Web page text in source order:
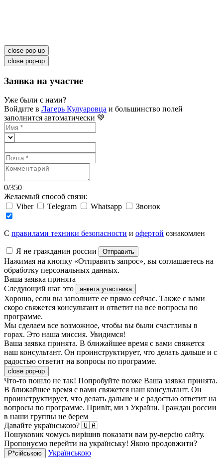
close pop-up
close pop-up
Заявка на участие
Уже были с нами?
Войдите в Лагерь Кулуаровца и большинство полей
заполнится автоматически 💚
0/350
Желаемый способ связи:
Viber
Telegram Whatsapp Звонок
C правилами техники безопасности и офертой ознакомлен
Я не гражданин россии Отправить
Нажимая на кнопку «Отправить запрос», вы соглашаетесь на
обработку персональных данных.
Ваша заявка принята
Следующий шаг это
анкета участника
Хорошо, если вы заполните ее прямо сейчас. Также с вами
скоро свяжется консультант и ответит на все вопросы по
программе.
Мы сделаем все возможное, чтобы вы были счастливы в
горах. Это наша миссия. Увидимся!
Ваша заявка принята. В ближайшее время с вами свяжется
наш консультант. Он проинструктирует, что делать дальше и с
радостью ответит на вопросы по программе.
close pop-up
Что-то пошло не так! Попробуйте позже Ваша заявка принята.
В ближайшее время с вами свяжется наш консультант. Он
проинструктирует, что делать дальше и с радостью ответит на
вопросы по программе. Привіт, ми з України. Граждан россии
в наши группы не берем
Давайте українською? 🇺🇦
Пошуковик чомусь вирішив показати вам ру-версію сайту.
Пропонуємо перейти на українську! Якою продовжити?
Р*сійською Українською